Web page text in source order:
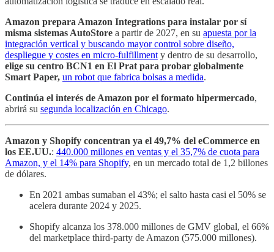
Amazon prepara Amazon Integrations para instalar por sí
misma sistemas AutoStore a partir de 2027, en su apuesta por la
integración vertical y buscando mayor control sobre diseño,
despliegue y costes en micro-fulfillment y dentro de su desarrollo,
elige su centro BCN1 en El Prat para probar globalmente
Smart Paper, un robot que fabrica bolsas a medida.
Continúa el interés de Amazon por el formato hipermercado,
abrirá su segunda localización en Chicago.
Amazon y Shopify concentran ya el 49,7% del eCommerce en
los EE.UU.: 440.000 millones en ventas y el 35,7% de cuota para
Amazon, y el 14% para Shopify, en un mercado total de 1,2 billones
de dólares.
En 2021 ambas sumaban el 43%; el salto hasta casi el 50% se
acelera durante 2024 y 2025.
Shopify alcanza los 378.000 millones de GMV global, el 66%
del marketplace third-party de Amazon (575.000 millones).